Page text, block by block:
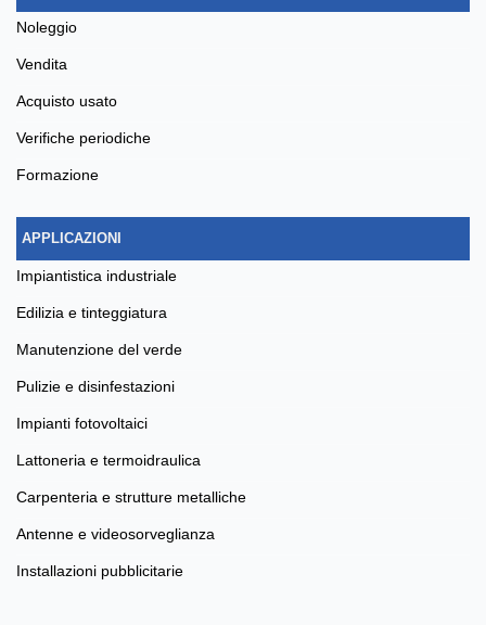
noleggio
vendita
acquisto usato
verifiche periodiche
formazione
APPLICAZIONI
impiantistica industriale
edilizia e tinteggiatura
manutenzione del verde
pulizie e disinfestazioni
impianti fotovoltaici
lattoneria e termoidraulica
carpenteria e strutture metalliche
antenne e videosorveglianza
installazioni pubblicitarie